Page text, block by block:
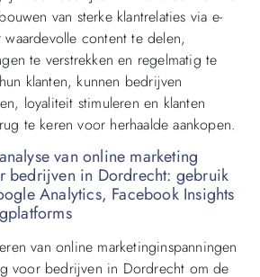
van sterke klantrelaties via e-
content te delen,
te verstrekken en regelmatig te
klanten, kunnen bedrijven
loyaliteit stimuleren en klanten
te keren voor herhaalde aankopen.
van online marketing
bedrijven in Dordrecht: gebruik
Analytics, Facebook Insights
van online marketinginspanningen
voor bedrijven in Dordrecht om de